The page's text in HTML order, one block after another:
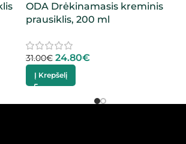
ODA Drėkinamasis kreminis
prausiklis, 200 ml
31.00€ 24.80€
Į Krepšelį